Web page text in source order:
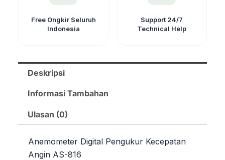
Free Ongkir Seluruh
Indonesia
Support 24/7
Technical Help
Deskripsi
Informasi Tambahan
Ulasan (0)
Anemometer Digital Pengukur Kecepatan
Angin AS-816